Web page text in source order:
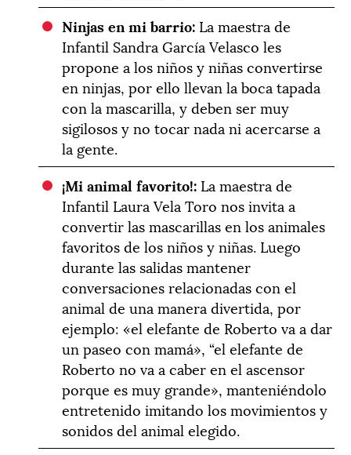
Ninjas en mi barrio: La maestra de
Infantil Sandra García Velasco les
propone a los niños y niñas convertirse
en ninjas, por ello llevan la boca tapada
con la mascarilla, y deben ser muy
sigilosos y no tocar nada ni acercarse a
la gente.
¡Mi animal favorito!: La maestra de
Infantil Laura Vela Toro nos invita a
convertir las mascarillas en los animales
favoritos de los niños y niñas. Luego
durante las salidas mantener
conversaciones relacionadas con el
animal de una manera divertida, por
ejemplo: «el elefante de Roberto va a dar
un paseo con mamá», “el elefante de
Roberto no va a caber en el ascensor
porque es muy grande», manteniéndolo
entretenido imitando los movimientos y
sonidos del animal elegido.